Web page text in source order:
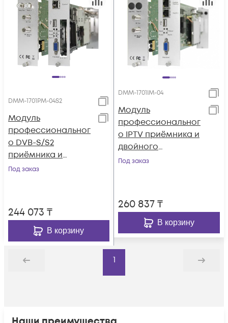
DMM-1701PM-04S2
Модуль
профессиональног
о DVB-S/S2
приёмника и
двойного
Под заказ
244 073 ₸
В корзину
DMM-1701IM-04
Модуль
профессиональног
о IPTV приёмника и
двойного
аналогового
Под заказ
260 837₸
В корзину
Назад
1
Дальше